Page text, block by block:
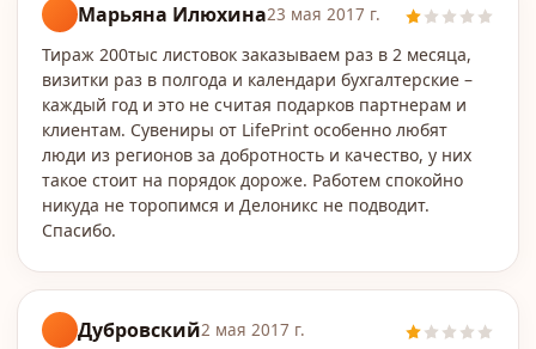
Марьяна Илюхина23 мая 2017 г.
Тираж 200тыс листовок заказываем раз в 2 месяца,
визитки раз в полгода и календари бухгалтерские –
каждый год и это не считая подарков партнерам и
клиентам. Сувениры от LifePrint особенно любят
люди из регионов за добротность и качество, у них
такое стоит на порядок дороже. Работем спокойно
никуда не торопимся и Делоникс не подводит.
Спасибо.
Дубровский2 мая 2017 г.